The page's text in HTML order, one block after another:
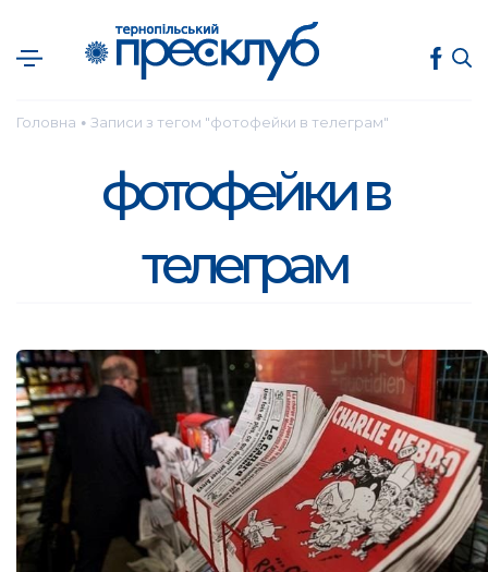
Головна ● Записи з тегом "фотофейки в телеграм"
фотофейки в
телеграм